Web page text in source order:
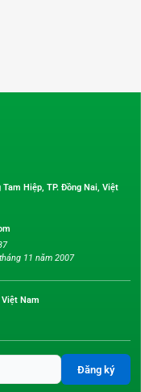
Hiệp, TP. Đồng Nai, Việt
11 năm 2007
Việt Nam
Đăng ký